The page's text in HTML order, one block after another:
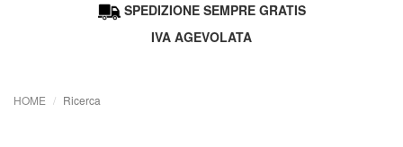
SPEDIZIONE SEMPRE GRATIS
IVA AGEVOLATA
HOME Ricerca